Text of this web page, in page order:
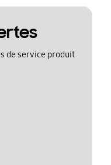
de service produit